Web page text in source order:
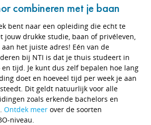
combineren met je baan
bent naar een opleiding die echt te
jouw drukke studie, baan of privéleven,
het juiste adres! Eén van de
bij NTI is dat je thuis studeert in
tijd. Je kunt dus zelf bepalen hoe lang
doet en hoeveel tijd per week je aan
Dit geldt natuurlijk voor alle
zoals erkende bachelors en
Ontdek meer over de soorten
niveau.